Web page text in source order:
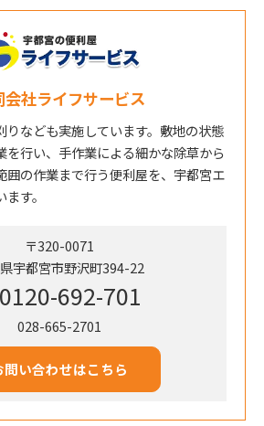
会社ライフサービス
りなども実施しています。敷地の状態
を行い、手作業による細かな除草から
囲の作業まで行う便利屋を、宇都宮エ
す。
〒320-0071
宇都宮市野沢町394-22
0120-692-701
028-665-2701
問い合わせはこちら